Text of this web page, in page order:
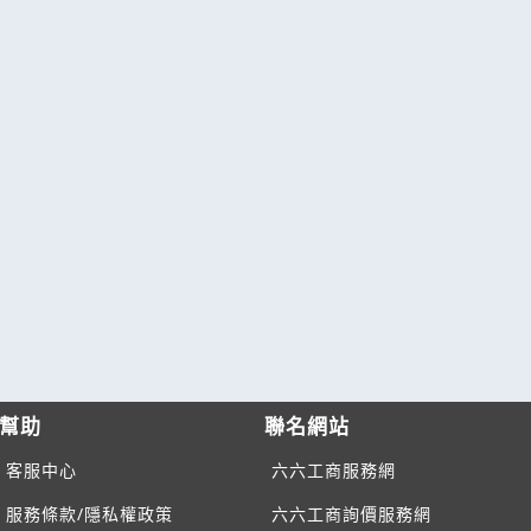
幫助
客服中心
服務條款/隱私權政策
聯名網站
六六工商服務網
六六工商詢價服務網